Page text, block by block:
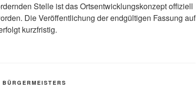
Stelle ist das Ortsentwicklungskonzept offiziell
Die Veröffentlichung der endgültigen Fassung auf
kurzfristig.